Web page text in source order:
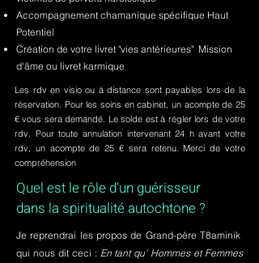
Accompagnement chamanique spécifique Haut
Potentiel
Création de votre livret "vies antérieures" Mission
d'âme ou livret karmique
Les rdv en visio ou à distance sont payables lors de la
réservation. Pour les soins en cabinet, un acompte de 25
€ vous sera demandé. Le solde est à régler lors de votre
rdv. Pour toute annulation intervenant 24 h avant votre
rdv, un acompte de 25 € sera retenu. Merci de votre
compréhension
Quel est le rôle d'un guérisseur
dans la spiritualité autochtone ?
Je reprendrai les propos de Grand-père T8aminik
qui nous dit ceci : En tant qu' Hommes et Femmes